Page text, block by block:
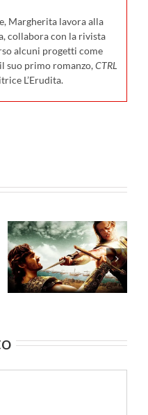
Margherita lavora alla
collabora con la rivista
alcuni progetti come
suo primo romanzo,CTRL
L’Erudita.
6
a
I film
vedere
dal 3
agosto